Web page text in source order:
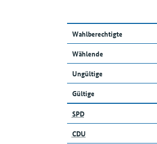
Wahlberechtigte
Wählende
Ungültige
Gültige
SPD
CDU